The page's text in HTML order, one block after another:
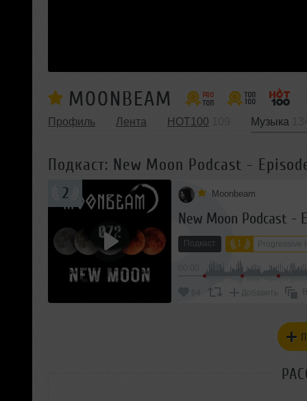
MOONBEAM
Профиль Лента HOT100 Музыка
Подкаст: New Moon Podcast -
2 Moonbeam
New Moon Podcast -
Подкаст 1 Progressive
Добавить